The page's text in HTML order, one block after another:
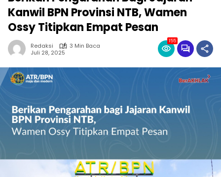
Kanwil BPN Provinsi NTB, Wamen
Ossy Titipkan Empat Pesan
Redaksi
3 Min Baca
Juli 28, 2025
155